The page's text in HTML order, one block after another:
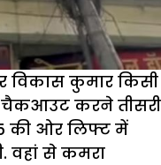
कुमार किसी
करने तीसरी
की ओर लिफ्ट में
वहां से कमरा